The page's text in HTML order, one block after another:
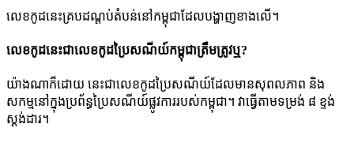
លេខកូដនេះគ្របដណ្តប់តំបន់នៅកម្ពុជាដែលបង្ហាញខាងលើ។
លេខកូដនេះជាលេខកូដប្រៃសណីយ៍កម្ពុជាត្រឹមត្រូវឬ?
យ៉ាងណាក៏ដោយ នេះជាលេខកូដប្រៃសណីយ៍ដែលមានសុពលភាព និង
សកម្មនៅក្នុងប្រព័ន្ធប្រៃសណីយ៍ផ្លូវការរបស់កម្ពុជា។ វាធ្វើតាមទម្រង់ ៨ ខ្ទង់
ស្តង់ដារ។